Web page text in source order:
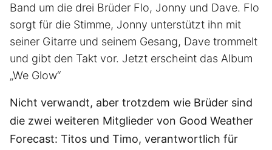
Band um die drei Brüder Flo, Jonny und Dave. Flo
sorgt für die Stimme, Jonny unterstützt ihn mit
seiner Gitarre und seinem Gesang, Dave trommelt
und gibt den Takt vor. Jetzt erscheint das Album
„We Glow“
Nicht verwandt, aber trotzdem wie Brüder sind
die zwei weiteren Mitglieder von Good Weather
Forecast: Titos und Timo, verantwortlich für